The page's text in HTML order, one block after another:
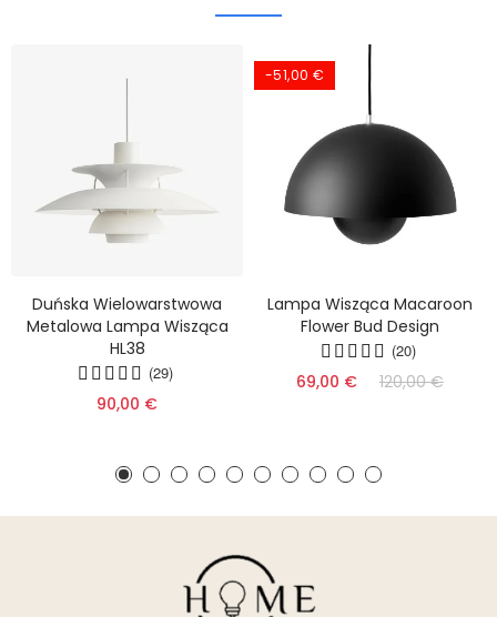
Duńska Wielowarstwowa
Metalowa Lampa Wisząca
HL38
(29)
90,00 €
-51,00 €
Lampa Wisząca Macaroon
Flower Bud Design
(20)
69,00 € 120,00 €